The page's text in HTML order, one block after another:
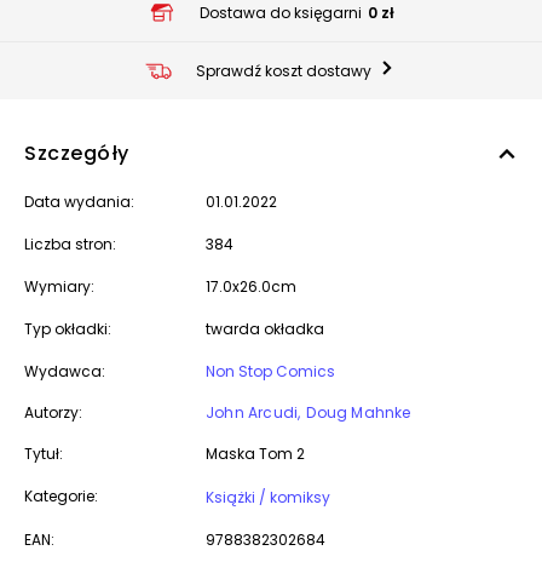
Dostawa do księgarni 0 zł
Sprawdź koszt dostawy
Szczegóły
Data wydania: 01.01.2022
Liczba stron: 384
Wymiary: 17.0x26.0cm
Typ okładki: twarda okładka
Wydawca:
Non Stop Comics
Autorzy:
John Arcudi Doug Mahnke
Tytuł:
Maska Tom 2
Kategorie: Książki / komiksy
EAN: 9788382302684